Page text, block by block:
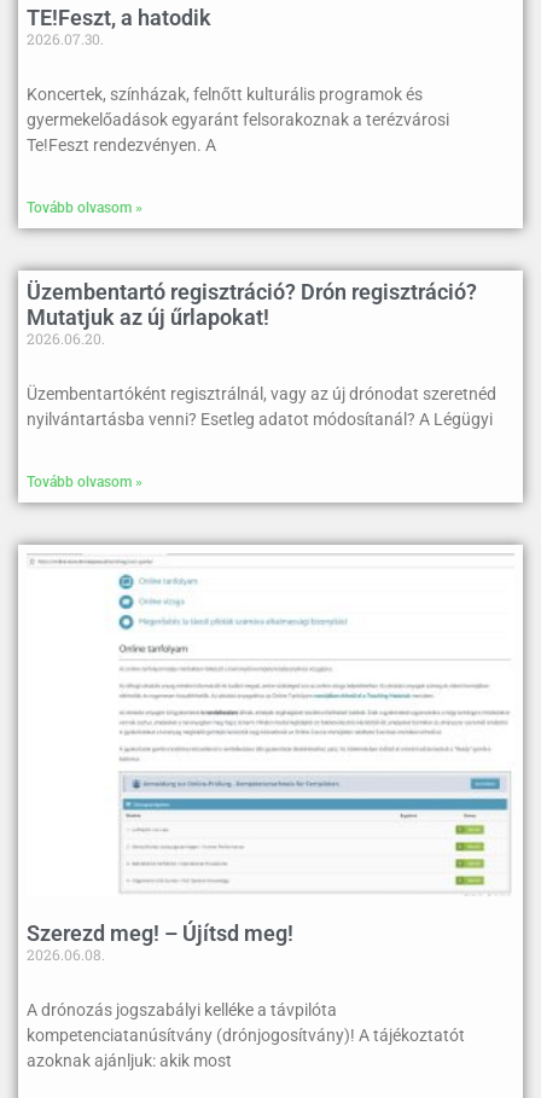
TE!Feszt, a hatodik
2026.07.30.
Koncertek, színházak, felnőtt kulturális programok és
gyermekelőadások egyaránt felsorakoznak a terézvárosi
Te!Feszt rendezvényen. A
Tovább olvasom »
Üzembentartó regisztráció? Drón regisztráció?
Mutatjuk az új űrlapokat!
2026.06.20.
Üzembentartóként regisztrálnál, vagy az új drónodat szeretnéd
nyilvántartásba venni? Esetleg adatot módosítanál? A Légügyi
Tovább olvasom »
Szerezd meg! – Újítsd meg!
2026.06.08.
A drónozás jogszabályi kelléke a távpilóta
kompetenciatanúsítvány (drónjogosítvány)! A tájékoztatót
azoknak ajánljuk: akik most